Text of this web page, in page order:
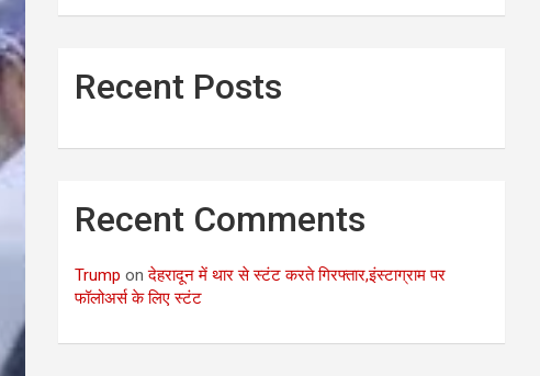
Recent Posts
Recent Comments
Trump onदेहरादून में थार से स्टंट करते गिरफ्तार,इंस्टाग्राम पर
फॉलोअर्स के लिए स्टंट